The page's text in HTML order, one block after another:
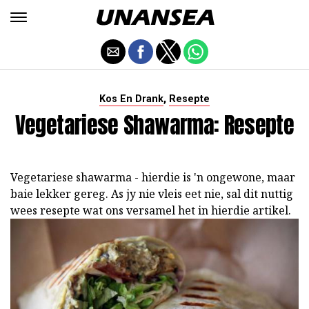
Kos En Drank, Resepte
Vegetariese Shawarma: Resepte
Vegetariese shawarma - hierdie is 'n ongewone, maar
baie lekker gereg. As jy nie vleis eet nie, sal dit nuttig
wees resepte wat ons versamel het in hierdie artikel.